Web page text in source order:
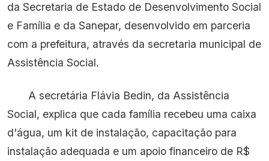
da Secretaria de Estado de Desenvolvimento Social
e Família e da Sanepar, desenvolvido em parceria
com a prefeitura, através da secretaria municipal de
Assistência Social.
A secretária Flávia Bedin, da Assistência
Social, explica que cada família recebeu uma caixa
d'água, um kit de instalação, capacitação para
instalação adequada e um apoio financeiro de R$